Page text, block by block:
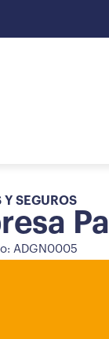
Y SEGUROS
ADGN0005